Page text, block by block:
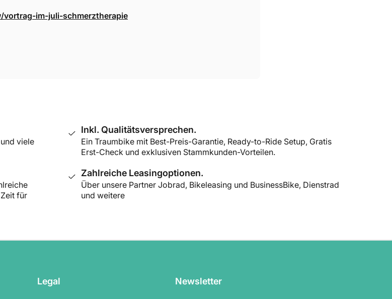
im-juli-schmerztherapie
viele
Inkl. Qualitätsversprechen.
Ein Traumbike mit Best-Preis-Garantie, Ready-to-Ride Setup, Gratis
Erst-Check und exklusiven Stammkunden-Vorteilen.
für
Zahlreiche Leasingoptionen.
Über unsere Partner Jobrad, Bikeleasing und BusinessBike, Dienstrad
und weitere
Legal Newsletter